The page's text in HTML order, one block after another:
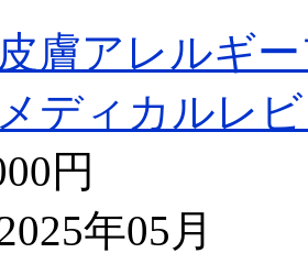
皮膚アレルギ
メディカルレ
円
年05月